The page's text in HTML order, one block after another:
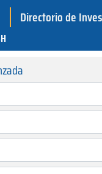
Directorio de